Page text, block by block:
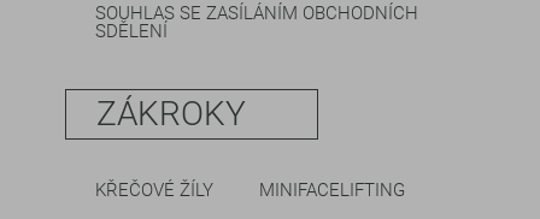
SOUHLAS SE ZASÍLÁNÍM OBCHODNÍCH
SDĚLENÍ
ZÁKROKY
KŘEČOVÉ ŽÍLY
MINIFACELIFTING